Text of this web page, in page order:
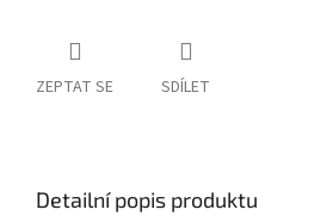
ZEPTAT SE SDÍLET
Detailní popis produktu